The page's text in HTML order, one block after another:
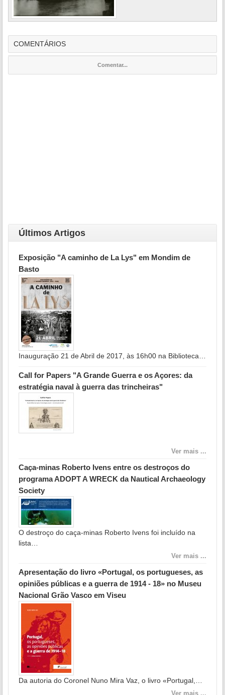
COMENTÁRIOS
Comentar...
Últimos Artigos
Exposição "A caminho de La Lys" em Mondim de
Basto
Inauguração 21 de Abril de 2017, às 16h00 na Biblioteca…
Call for Papers "A Grande Guerra e os Açores: da
estratégia naval à guerra das trincheiras"
Ver mais ...
Caça-minas Roberto Ivens entre os destroços do
programa ADOPT A WRECK da Nautical Archaeology
Society
O destroço do caça-minas Roberto Ivens foi incluído na
lista…
Ver mais ...
Apresentação do livro «Portugal, os portugueses, as
opiniões públicas e a guerra de 1914 - 18» no Museu
Nacional Grão Vasco em Viseu
Da autoria do Coronel Nuno Mira Vaz, o livro «Portugal,…
Ver mais ...